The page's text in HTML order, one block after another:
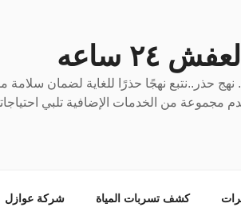
ساعه
حذر..نتبع نهجًا حذرًا للغاية لضمان سلامة
مجموعة من الخدمات الإضافية تلبي
كشف تسربات المياة شركة عوازل